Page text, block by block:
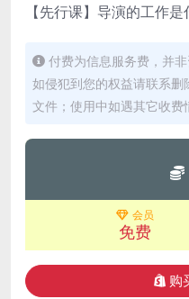
【先行课】导演的工作
付费为信息服务费，并
如侵犯到您的权益请联系
文件；使用中如遇其它收
会员
免费
购